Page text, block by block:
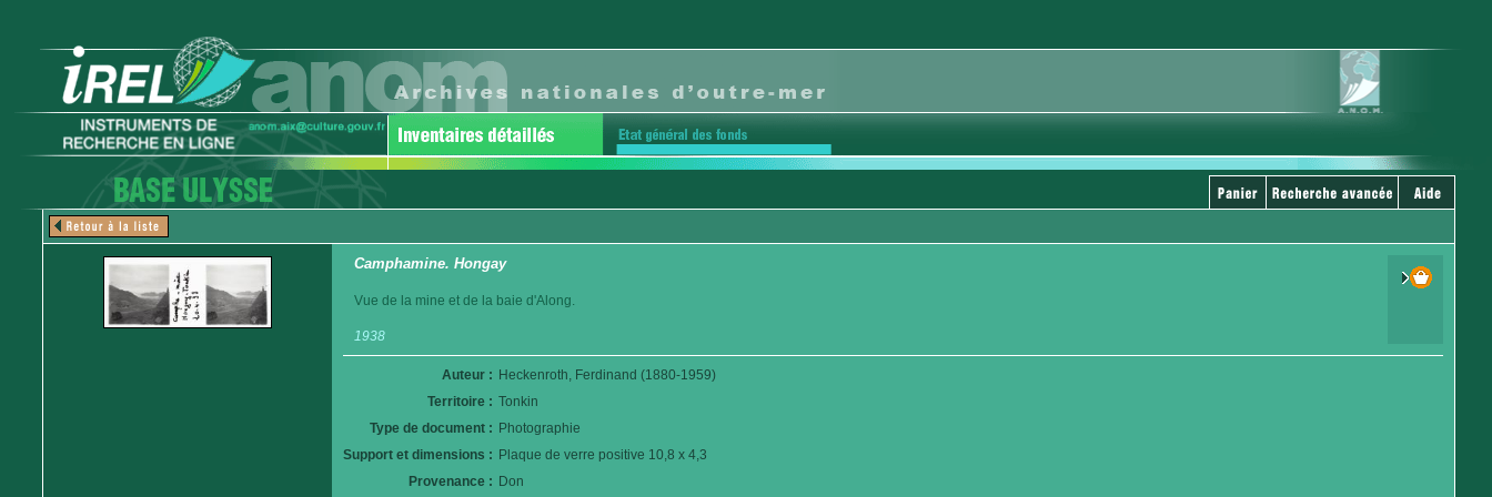
Camphamine. Hongay
Vue de la mine et de la baie d'Along.
1938
Auteur : Heckenroth, Ferdinand (1880-1959)
Territoire : Tonkin
Type de document : Photographie
Support et dimensions : Plaque de verre positive 10,8 x 4,3
Provenance : Don